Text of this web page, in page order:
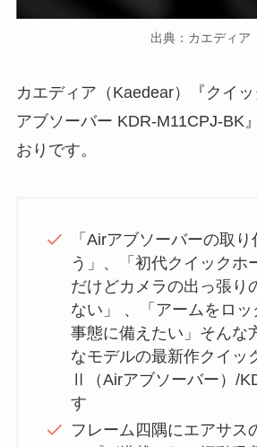
出典：カエディア
カエディア（Kaedear）『クイ
アブソーバー KDR-M11CPJ-BK
おりです。
「Airアブソーバーの取
う」、「初代クイックホ
だけどカメラの出っ張り
ない」 、「アームをロ
事態に備えたい」そんな
なモデルの最新作クイッ
Ⅱ（Airアブソーバー）/
す
フレーム四隅にエアサス